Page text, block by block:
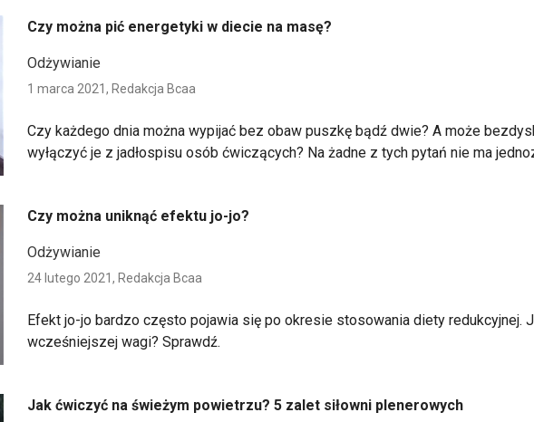
Czy można pić energetyki w diecie na masę?
Odżywianie
1 marca 2021, Redakcja Bcaa
Czy każdego dnia można wypijać bez obaw puszkę bądź dwie? A może
wyłączyć je z jadłospisu osób ćwiczących? Na żadne z tych pytań nie ma
Czy można uniknąć efektu jo-jo?
Odżywianie
24 lutego 2021, Redakcja Bcaa
Efekt jo-jo bardzo często pojawia się po okresie stosowania diety redukcyjnej.
wcześniejszej wagi? Sprawdź.
Jak ćwiczyć na świeżym powietrzu? 5 zalet siłowni plenerowych